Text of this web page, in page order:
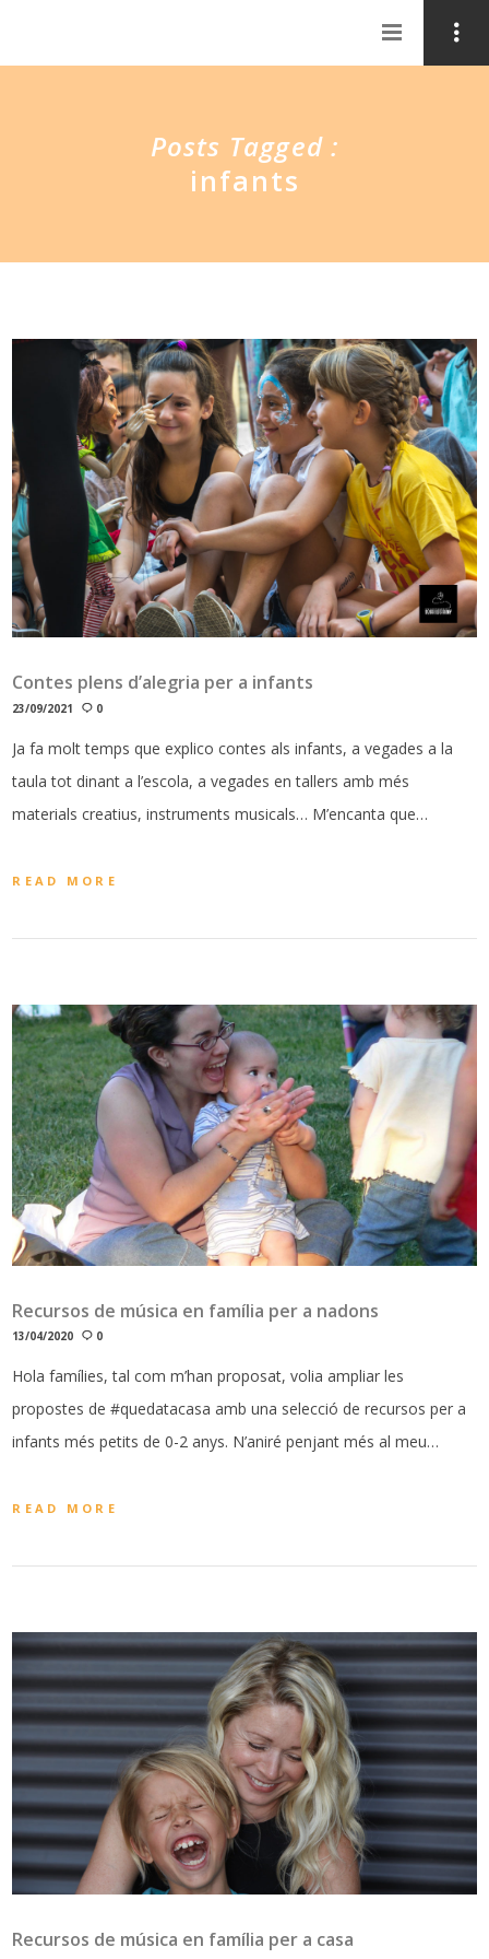
Posts Tagged :
infants
Contes plens d’alegria per a infants
23/09/2021 0
Ja fa molt temps que explico contes als infants, a vegades a la
taula tot dinant a l’escola, a vegades en tallers amb més
materials creatius, instruments musicals… M’encanta que…
READ MORE
Recursos de música en família per a nadons
13/04/2020 0
Hola famílies, tal com m’han proposat, volia ampliar les
propostes de #quedatacasa amb una selecció de recursos per a
infants més petits de 0-2 anys. N’aniré penjant més al meu…
READ MORE
Recursos de música en família per a casa